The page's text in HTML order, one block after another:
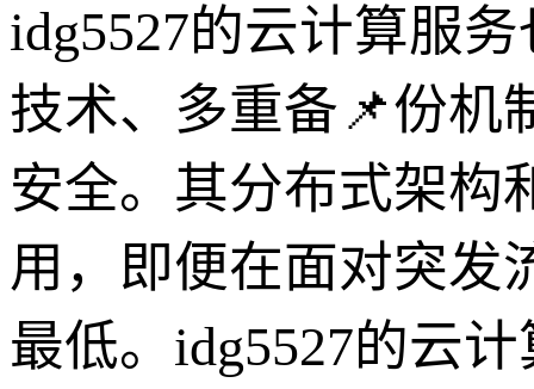
idg5527的云计算服
技术、多重备📌份机
安全。其分布式架构
用，即便在面对突发
最低。idg5527的云